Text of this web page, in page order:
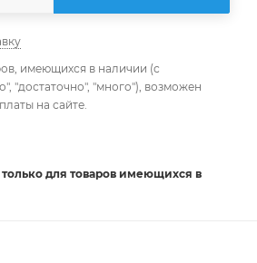
имеющихся в наличии (с
"достаточно", "много"), возможен
на сайте.
только для товаров имеющихся в